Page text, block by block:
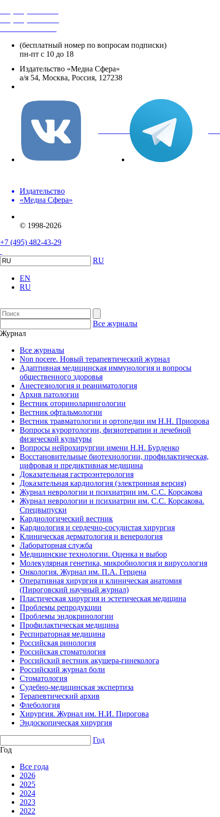
(бесплатный номер по вопросам подписки)
пн-пт с 10 до 18
Издательство «Медиа Сфера»
а/я 54, Москва, Россия, 127238
вКонтакте
Издательство
«Медиа Сфера»
© 1998-2026
+7 (495) 482-43-29
RU
EN
RU
Все журналы
Журнал
Все журналы
Non nocere. Новый терапевтический журнал
Адаптивная медицинская иммунология и вопросы
общественного здоровья
Анестезиология и реаниматология
Архив патологии
Вестник оториноларингологии
Вестник офтальмологии
Вестник травматологии и ортопедии им Н.Н. Приорова
Вопросы курортологии, физиотерапии и лечебной
физической культуры
Вопросы нейрохирургии имени Н.Н. Бурденко
Восстановительные биотехнологии, профилактическая,
цифровая и предиктивная медицина
Доказательная гастроэнтерология
Доказательная кардиология (электронная версия)
Журнал неврологии и психиатрии им. С.С. Корсакова
Журнал неврологии и психиатрии им. С.С. Корсакова.
Спецвыпуски
Кардиологический вестник
Кардиология и сердечно-сосудистая хирургия
Клиническая дерматология и венерология
Лабораторная служба
Медицинские технологии. Оценка и выбор
Молекулярная генетика, микробиология и вирусология
Онкология. Журнал им. П.А. Герцена
Оперативная хирургия и клиническая анатомия
(Пироговский научный журнал)
Пластическая хирургия и эстетическая медицина
Проблемы репродукции
Проблемы эндокринологии
Профилактическая медицина
Респираторная медицина
Российская ринология
Российская стоматология
Российский вестник акушера-гинеколога
Российский журнал боли
Стоматология
Судебно-медицинская экспертиза
Терапевтический архив
Флебология
Хирургия. Журнал им. Н.И. Пирогова
Эндоскопическая хирургия
Год
Год
Все года
2026
2025
2024
2023
2022